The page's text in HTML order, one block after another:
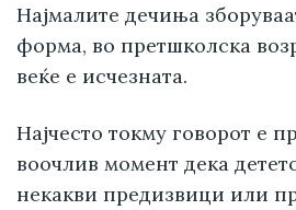
Најмалите дечиња
форма, во претшколска
веќе е исчезната.
Најчесто токму говорот е
воочлив момент дека
некакви предизвици или